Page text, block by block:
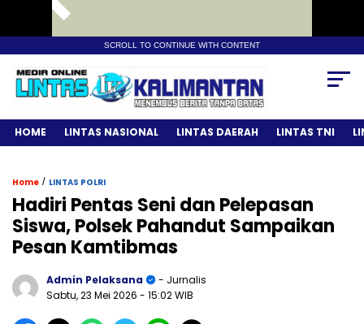
SCROLL TO CONTINUE WITH CONTENT
HOME LINTAS NASIONAL LINTAS DAERAH LINTAS TNI
Home / LINTAS POLRI
Hadiri Pentas Seni dan Pelepasan
Siswa, Polsek Pahandut Sampaikan
Pesan Kamtibmas
Admin Pelaksana
- Jurnalis
Sabtu, 23 Mei 2026 - 15:02 WIB